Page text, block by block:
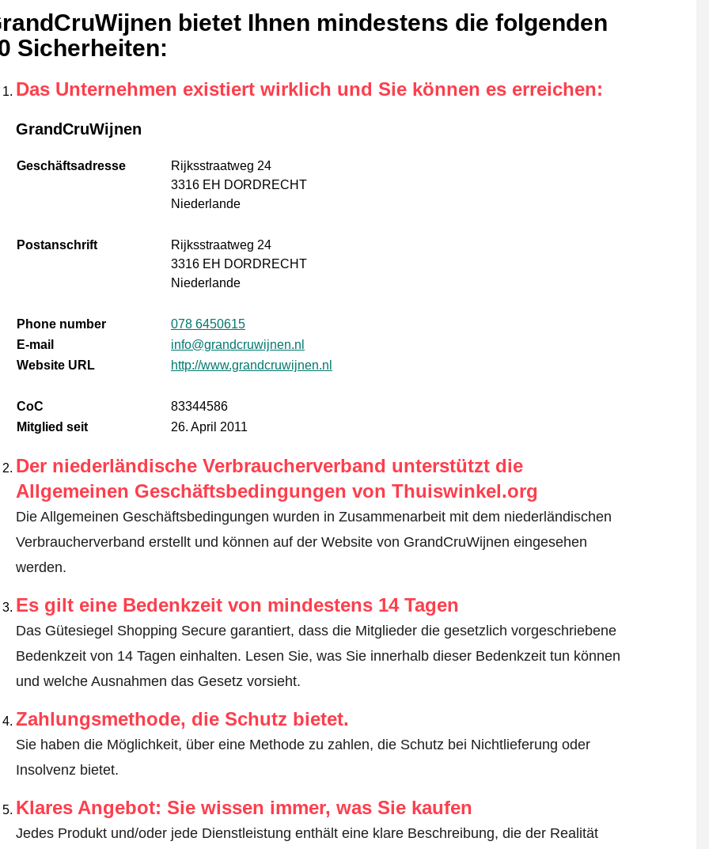
bietet Ihnen mindestens die folgenden
Sicherheiten:
Das Unternehmen existiert wirklich und Sie können es erreichen:
GrandCruWijnen
Geschäftsadresse
Rijksstraatweg 24
3316 EH DORDRECHT
Niederlande
Postanschrift
Rijksstraatweg 24
3316 EH DORDRECHT
Niederlande
Phone number
078 6450615
E-mail
info@grandcruwijnen.nl
Website URL
http://www.grandcruwijnen.nl
CoC
83344586
Mitglied seit
26. April 2011
Der niederländische Verbraucherverband unterstützt die
Allgemeinen Geschäftsbedingungen von Thuiswinkel.org
Die Allgemeinen Geschäftsbedingungen wurden in Zusammenarbeit mit dem niederländischen
Verbraucherverband erstellt und können auf der Website von GrandCruWijnen eingesehen
werden.
Es gilt eine Bedenkzeit von mindestens 14 Tagen
Das Gütesiegel Shopping Secure garantiert, dass die Mitglieder die gesetzlich vorgeschriebene
Bedenkzeit von 14 Tagen einhalten. Lesen Sie, was Sie innerhalb dieser Bedenkzeit tun können
und welche Ausnahmen das Gesetz vorsieht.
Zahlungsmethode, die Schutz bietet.
Sie haben die Möglichkeit, über eine Methode zu zahlen, die Schutz bei Nichtlieferung oder
Insolvenz bietet.
Klares Angebot: Sie wissen immer, was Sie kaufen
Jedes Produkt und/oder jede Dienstleistung enthält eine klare Beschreibung, die der Realität